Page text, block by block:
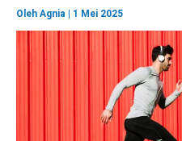
Oleh Agnia 1 Mei 2025